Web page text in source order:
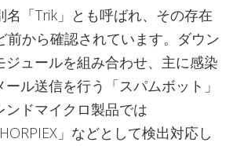
名「Trik」とも呼ばれ、その存在
前から確認されています。ダウン
ジュールを組み合わせ、主に感染
ル送信を行う「スパムボット」
ンドマイクロ製品では
」などとして検出対応し